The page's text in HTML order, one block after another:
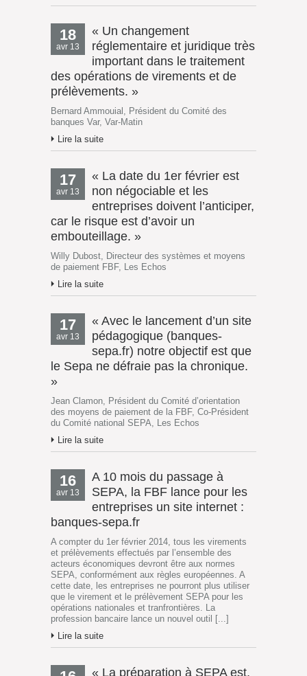
18
avr 13
« Un changement
réglementaire et juridique très
important dans le traitement
des opérations de virements et de
prélèvements. »
Bernard Ammouial, Président du Comité des
banques Var, Var-Matin
Lire la suite
17
avr 13
« La date du 1er février est
non négociable et les
entreprises doivent l’anticiper,
car le risque est d’avoir un
embouteillage. »
Willy Dubost, Directeur des systèmes et moyens
de paiement FBF, Les Echos
Lire la suite
17
avr 13
« Avec le lancement d’un site
pédagogique (banques-
sepa.fr) notre objectif est que
le Sepa ne défraie pas la chronique.
»
Jean Clamon, Président du Comité d’orientation
des moyens de paiement de la FBF, Co-Président
du Comité national SEPA, Les Echos
Lire la suite
16
avr 13
A 10 mois du passage à
SEPA, la FBF lance pour les
entreprises un site internet :
banques-sepa.fr
A compter du 1er février 2014, tous les virements
et prélèvements effectués par l’ensemble des
acteurs économiques devront être aux normes
SEPA, conformément aux règles européennes. A
cette date, les entreprises ne pourront plus utiliser
que le virement et le prélèvement SEPA pour les
opérations nationales et tranfrontières. La
profession bancaire lance un nouvel outil [...]
Lire la suite
« La préparation à SEPA est,